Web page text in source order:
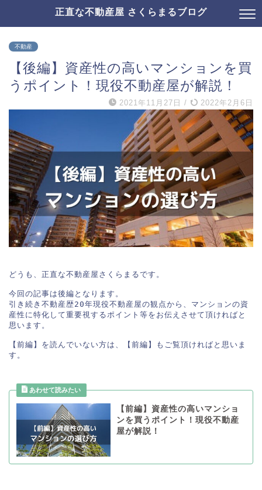
正直な不動産屋 さくらまるブログ
不動産
【後編】資産性の高いマンションを買
うポイント！現役不動産屋が解説！
2021年11月27日 / 2022年2月6日
どうも、正直な不動産屋さくらまるです。
今回の記事は後編となります。
引き続き不動産歴20年現役不動産屋の観点から、マンションの資
産性に特化して重要視するポイント等をお伝えさせて頂ければと
思います。
【前編】を読んでいない方は、【前編】もご覧頂ければと思いま
す。
【前編】資産性の高いマンショ
ンを買うポイント！現役不動産
屋が解説！